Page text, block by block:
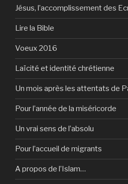
Jésus, l’accomplissement des
Lire la Bible
Voeux 2016
Laïcité et identité chrétienne
Un mois après les attentats de
Pour l’année de la miséricorde
Un vrai sens de l’absolu
Pour l’accueil de migrants
A propos de l’Islam…